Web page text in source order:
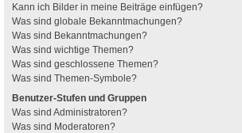
Kann ich Bilder in meine Beiträge einfügen?
Was sind globale Bekanntmachungen?
Was sind Bekanntmachungen?
Was sind wichtige Themen?
Was sind geschlossene Themen?
Was sind Themen-Symbole?
Benutzer-Stufen und Gruppen
Was sind Administratoren?
Was sind Moderatoren?